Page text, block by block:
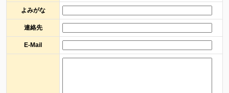
よみがな
連絡先
E-Mail